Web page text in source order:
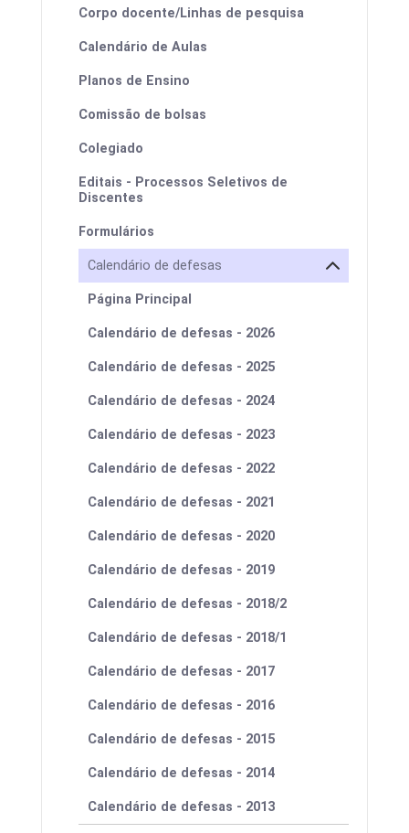
Corpo docente/Linhas de pesquisa
Calendário de Aulas
Planos de Ensino
Comissão de bolsas
Colegiado
Editais - Processos Seletivos de
Discentes
Formulários
Calendário de defesas
Página Principal
Calendário de defesas - 2026
Calendário de defesas - 2025
Calendário de defesas - 2024
Calendário de defesas - 2023
Calendário de defesas - 2022
Calendário de defesas - 2021
Calendário de defesas - 2020
Calendário de defesas - 2019
Calendário de defesas - 2018/2
Calendário de defesas - 2018/1
Calendário de defesas - 2017
Calendário de defesas - 2016
Calendário de defesas - 2015
Calendário de defesas - 2014
Calendário de defesas - 2013